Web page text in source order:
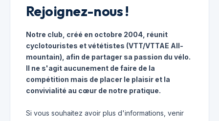
Rejoignez-nous !
Notre club, créé en octobre 2004, réunit
cyclotouristes et vététistes (VTT/VTTAE All-
mountain), afin de partager sa passion du vélo.
Il ne s'agit aucunement de faire de la
compétition mais de placer le plaisir et la
convivialité au cœur de notre pratique.
Si vous souhaitez avoir plus d'informations, venir